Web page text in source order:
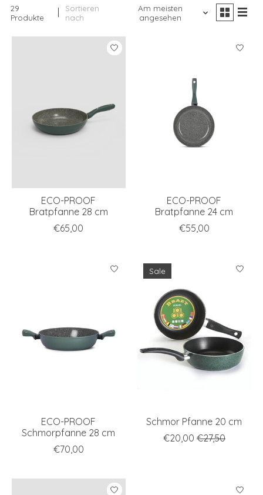
29
Produkte
Sortieren
nach
Am meisten
angesehen
ECO-PROOF
Bratpfanne 28 cm
€65,00
ECO-PROOF
Bratpfanne 24 cm
€55,00
ECO-PROOF
Schmorpfanne 28 cm
€70,00
Sale
Schmor Pfanne 20 cm
€20,00 €27,50